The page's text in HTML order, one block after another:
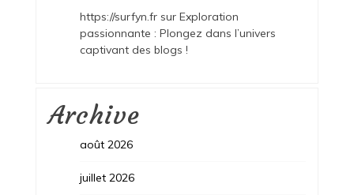
https://surfyn.frsur Exploration
passionnante : Plongez dans l’univers
captivant des blogs !
Archive
août 2026
juillet 2026